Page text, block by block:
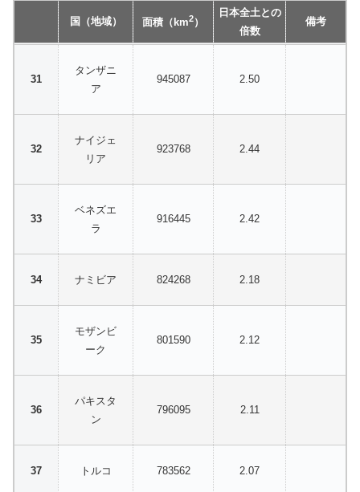
国（地域） 面積（km2）
日本全土との
倍数
備考
タンザニ
ア
945087 2.50
ナイジェ
リア
923768 2.44
ベネズエ
ラ
916445 2.42
ナミビア 824268 2.18
モザンビ
ーク
801590 2.12
パキスタ
ン
796095 2.11
トルコ 783562 2.07